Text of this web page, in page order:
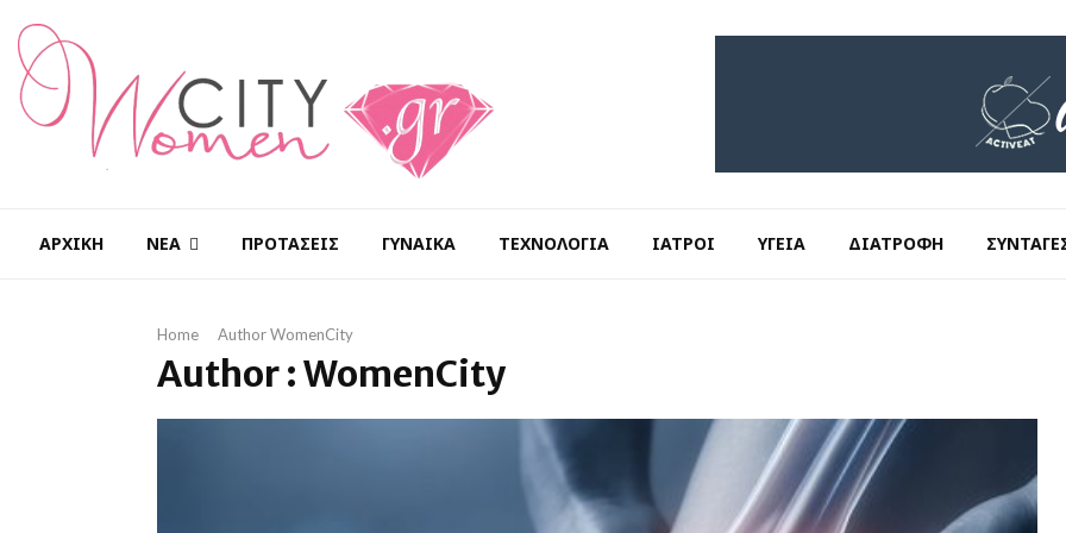
ΑΡΧΙΚΉ ΝΈΑ ΠΡΟΤΆΣΕΙΣ ΓΥΝΑΊΚΑ ΤΕΧΝΟΛΟΓΊΑ ΙΑΤΡΟΊ ΥΓΕΊΑ ΔΙΑΤΡΟΦΉ
Home AuthorWomenCity
Author :WomenCity